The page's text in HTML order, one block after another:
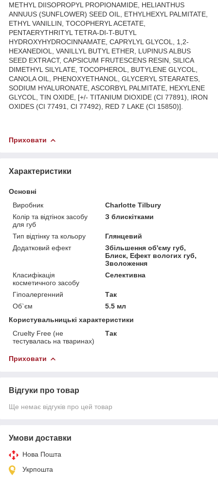
METHYL DIISOPROPYL PROPIONAMIDE, HELIANTHUS
ANNUUS (SUNFLOWER) SEED OIL, ETHYLHEXYL PALMITATE,
ETHYL VANILLIN, TOCOPHERYL ACETATE,
PENTAERYTHRITYL TETRA-DI-T-BUTYL
HYDROXYHYDROCINNAMATE, CAPRYLYL GLYCOL, 1,2-
HEXANEDIOL, VANILLYL BUTYL ETHER, LUPINUS ALBUS
SEED EXTRACT, CAPSICUM FRUTESCENS RESIN, SILICA
DIMETHYL SILYLATE, TOCOPHEROL, BUTYLENE GLYCOL,
CANOLA OIL, PHENOXYETHANOL, GLYCERYL STEARATES,
SODIUM HYALURONATE, ASCORBYL PALMITATE, HEXYLENE
GLYCOL, TIN OXIDE, [+/- TITANIUM DIOXIDE (CI 77891), IRON
OXIDES (CI 77491, CI 77492), RED 7 LAKE (CI 15850)].
Приховати
Характеристики
Основні
Виробник
Charlotte Tilbury
Колір та відтінок засобу
для губ
З блискітками
Тип відтінку та кольору
Глянцевий
Додатковий ефект
Збільшення об'єму губ,
Блиск, Ефект вологих губ,
Зволоження
Класифікація
косметичного засобу
Селективна
Гіпоалергенний
Так
Об`єм
5.5 мл
Користувальницькі характеристики
Cruelty Free (не
тестувалась на тваринах)
Так
Приховати
Відгуки про товар
Ще немає відгуків про цей товар
Умови доставки
Нова Пошта
Укрпошта